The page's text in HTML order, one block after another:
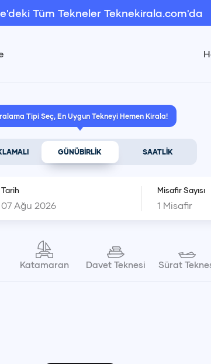
Tüm Tekneler Teknekirala.com'da
Tipi Seç, En Uygun Tekneyi Hemen Kirala!
GÜNÜBİRLİK SAATLİK
Tarih
Ağustos 2026
Misafir Sayısı
1 Misafir
Katamaran Davet Teknesi Sürat